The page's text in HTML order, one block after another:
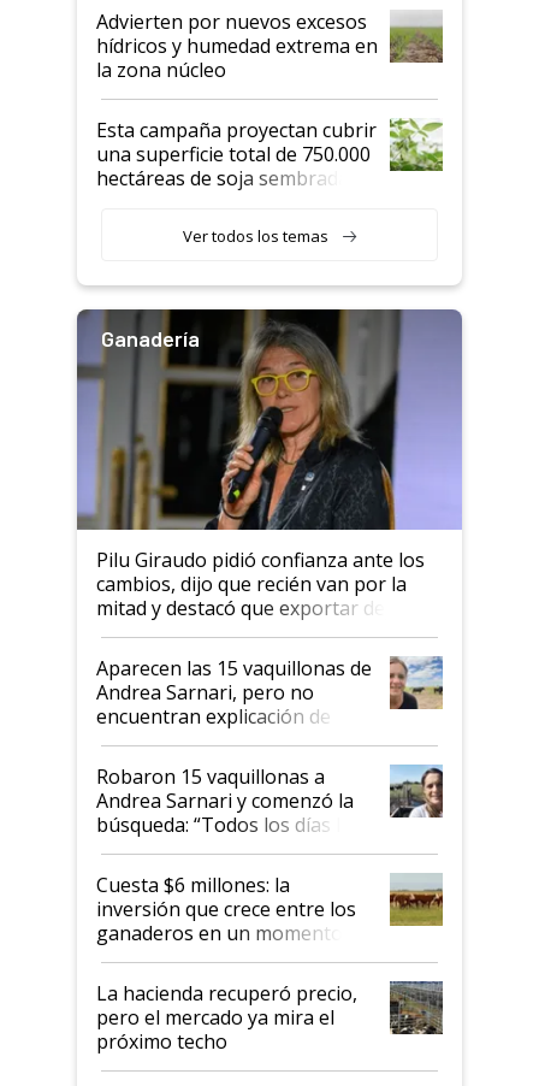
Advierten por nuevos excesos
hídricos y humedad extrema en
la zona núcleo
Esta campaña proyectan cubrir
una superficie total de 750.000
hectáreas de soja sembradas
variedades que marcan un
salto tecnológico en genética y
Ver todos los temas
Ganadería
Pilu Giraudo pidió confianza ante los
cambios, dijo que recién van por la
mitad y destacó que exportar dejó de
ser "para unos pocos": "Tenemos un
mandato muy claro del gobierno
nacional"
Aparecen las 15 vaquillonas de
Andrea Sarnari, pero no
encuentran explicación de
cómo llegaron allí
Robaron 15 vaquillonas a
Andrea Sarnari y comenzó la
búsqueda: “Todos los días le
toca a algún productor”
Cuesta $6 millones: la
inversión que crece entre los
ganaderos en un momento
histórico para la actividad
La hacienda recuperó precio,
pero el mercado ya mira el
próximo techo